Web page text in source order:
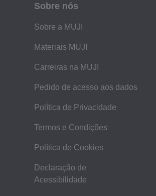
Sobre nós
Sobre a MUJI
Materiais MUJI
Carreiras na MUJI
Pedido de acesso aos dados
Política de Privacidade
Termos e Condições
Política de Cookies
Declaração de
Acessibilidade